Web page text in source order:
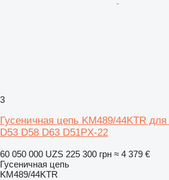
3
Гусеничная цепь KM489/44KTR
D53 D58 D63 D51PX-22
60 050 000 UZS 225 300 грн ≈ 4 379 €
Гусеничная цепь
KM489/44KTR